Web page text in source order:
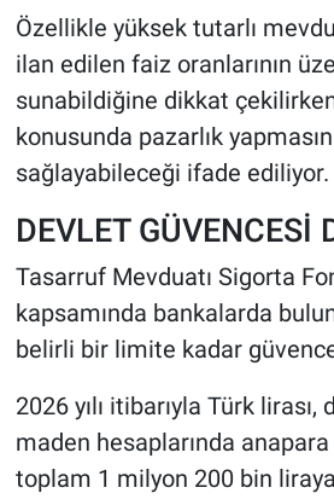
Özellikle yüksek tutarlı
ilan edilen faiz oranlarının
sunabildiğine dikkat
konusunda pazarlık
sağlayabileceği ifade ediliyor.
DEVLET GÜVENCESİ
Tasarruf Mevduatı Sigorta
kapsamında bankalarda
belirli bir limite kadar
2026 yılı itibarıyla Türk lirası,
maden hesaplarında
toplam 1 milyon 200 bin